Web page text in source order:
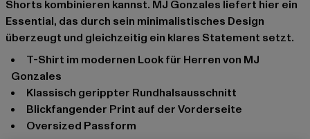
Shorts kombinieren kannst. MJ Gonzales liefert hier ein
Essential, das durch sein minimalistisches Design
überzeugt und gleichzeitig ein klares Statement setzt.
T-Shirt im modernen Look für Herren von MJ
Gonzales
Klassisch gerippter Rundhalsausschnitt
Blickfangender Print auf der Vorderseite
Oversized Passform